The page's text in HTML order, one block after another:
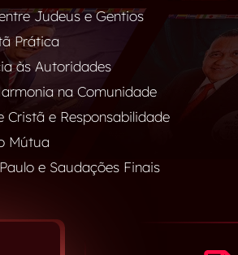
Judeus e Gentios
Prática
às Autoridades
na Comunidade
Cristã e Responsabilidade
Mútua
e Saudações Finais